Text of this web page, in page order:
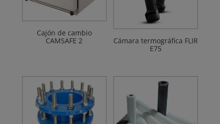
Cajón de cambio
CAMSAFE 2
Cámara termográfica FLIR
E75